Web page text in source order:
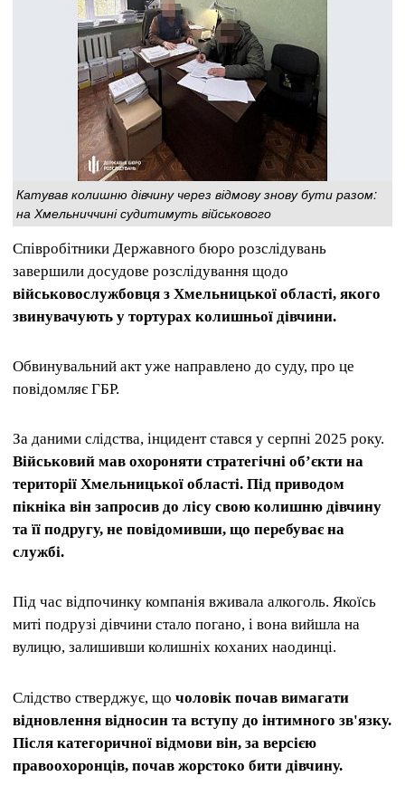
Катував колишню дівчину через відмову знову бути разом:
на Хмельниччині судитимуть військового
Співробітники Державного бюро розслідувань
завершили досудове розслідування щодо
військовослужбовця з Хмельницької області, якого
звинувачують у тортурах колишньої дівчини.
Обвинувальний акт уже направлено до суду, про це
повідомляє ГБР.
За даними слідства, інцидент стався у серпні 2025 року.
Військовий мав охороняти стратегічні об’єкти на
території Хмельницької області. Під приводом
пікніка він запросив до лісу свою колишню дівчину
та її подругу, не повідомивши, що перебуває на
службі.
Під час відпочинку компанія вживала алкоголь. Якоїсь
миті подрузі дівчини стало погано, і вона вийшла на
вулицю, залишивши колишніх коханих наодинці.
Слідство стверджує, що чоловік почав вимагати
відновлення відносин та вступу до інтимного зв'язку.
Після категоричної відмови він, за версією
правоохоронців, почав жорстоко бити дівчину.